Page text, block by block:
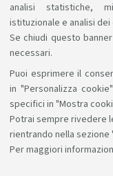
analisi statistiche,
istituzionale e analisi
Se chiudi questo
necessari.
Puoi esprimere il
in "Personalizza
specifici in "Mostra
Potrai sempre rivedere
rientrando nella
Per maggiori